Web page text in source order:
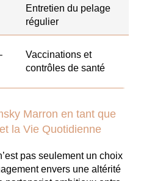
Entretien du pelage
régulier
Vaccinations et
contrôles de santé
Marron en tant que
la Vie Quotidienne
pas seulement un choix
envers une altérité